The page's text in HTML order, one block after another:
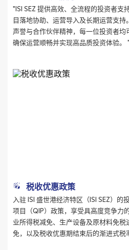
"ISI SEZ 提供高效、全流程的投资者支
目落地协助、运营导入及长期运营支持
声誉与合作伙伴精神，每一位投资者均
确保运营顺畅并实现高品质投资体验。 "
税收优惠政策
入驻 ISI 盛世港经济特区（ISI SEZ）的
项目（QIP）政策，享受具高度竞争力
业所得税减免、生产设备及原材料免
免，以及税收优惠期结束后的渐进式税